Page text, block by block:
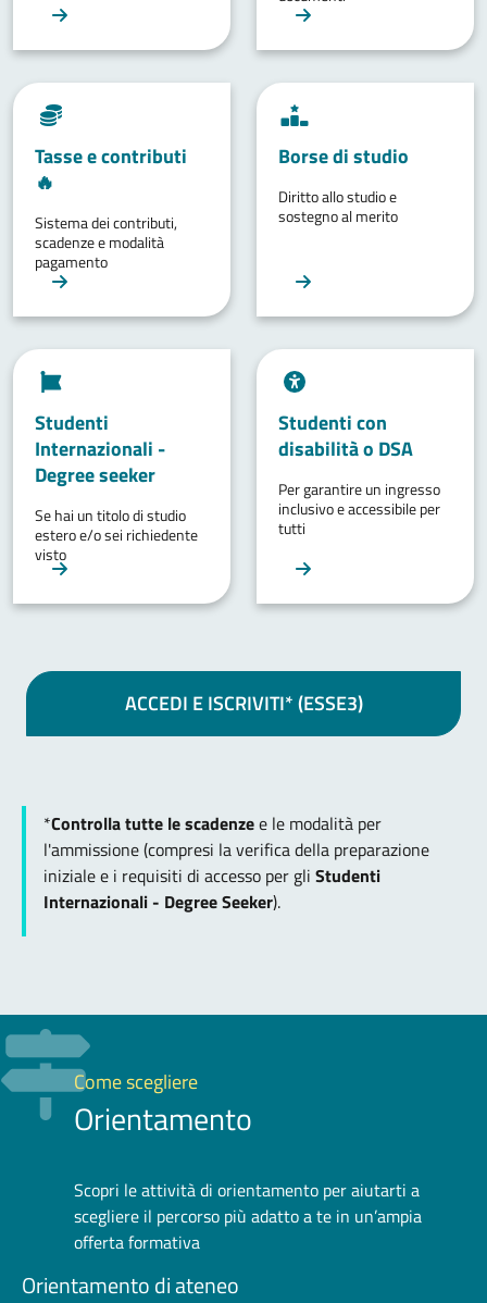
Tasse e contributi
🔥
Sistema dei contributi,
scadenze e modalità
pagamento
Borse di studio
Diritto allo studio e
sostegno al merito
Studenti
Internazionali -
Degree seeker
Se hai un titolo di studio
estero e/o sei richiedente
visto
Studenti con
disabilità o DSA
Per garantire un ingresso
inclusivo e accessibile per
tutti
ACCEDI E ISCRIVITI* (ESSE3)
*Controlla tutte le scadenzee le modalità per
l'ammissione (compresi la verifica della preparazione
iniziale e i requisiti di accesso per gli Studenti
Internazionali - Degree Seeker).
Come scegliere
Orientamento
Scopri le attività di orientamento per aiutarti a
scegliere il percorso più adatto a te in un’ampia
offerta formativa
Orientamento di ateneo